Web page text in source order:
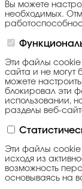
Вы можете
необходимых.
Эти файлы cookie
сайта и не могут
можете
блокировал эти
использовании,
разделы веб-
Эти файлы cookie
исходя из
возможность
основываясь на